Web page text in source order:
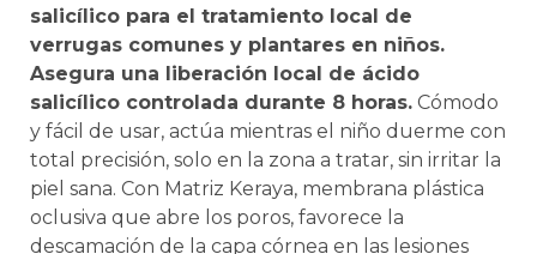
salicílico para el tratamiento local de
verrugas comunes y plantares en niños.
Asegura una liberación local de ácido
salicílico controlada durante 8 horas. Cómodo
y fácil de usar, actúa mientras el niño duerme con
total precisión, solo en la zona a tratar, sin irritar la
piel sana. Con Matriz Keraya, membrana plástica
oclusiva que abre los poros, favorece la
descamación de la capa córnea en las lesiones